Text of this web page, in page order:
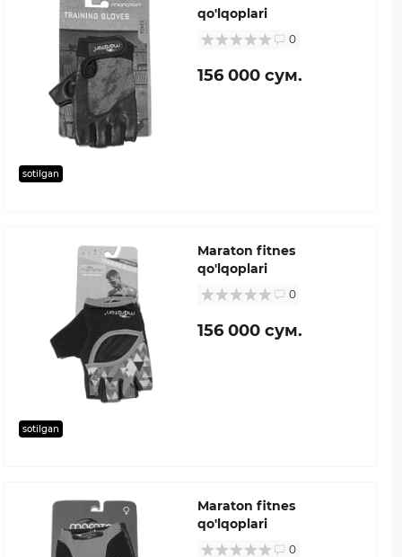
sotilgan
qo'lqoplari
0
156 000 сум.
sotilgan
Maraton fitnes
qo'lqoplari
0
156 000 сум.
Maraton fitnes
qo'lqoplari
0